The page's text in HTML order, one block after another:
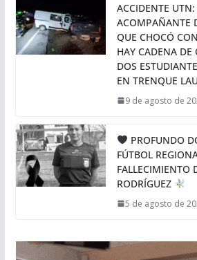
ACCIDENTE UTN:
ACOMPAÑANTE
QUE CHOCÓ
HAY CADENA DE
DOS
EN TRENQUE
9 de agosto de
PROFUNDO
FÚTBOL
FALLECIMIENTO
RODRÍGUEZ
5 de agosto de